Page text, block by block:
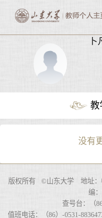
卜
教
没有
版权所有 ©山东大学 地址：
编
查号台：（
值班电话：（86）-0531-